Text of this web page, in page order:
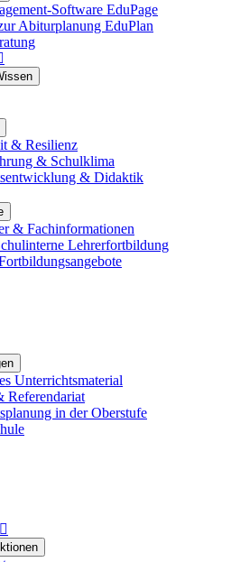
Software EduPage
Abiturplanung EduPlan
& Resilienz
& Schulklima
& Didaktik
& Fachinformationen
Lehrerfortbildung
Unterrichtsmaterial
Referendariat
in der Oberstufe
